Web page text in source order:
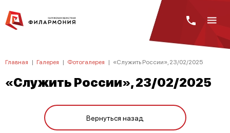
Главная | Галерея | Фотогалерея | «Служить России», 23/02/2025
«Служить России», 23/02/2025
Вернуться назад